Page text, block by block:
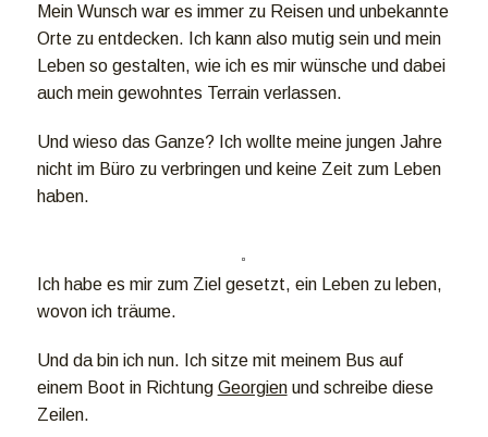
Mein Wunsch war es immer zu Reisen und unbekannte
Orte zu entdecken. Ich kann also mutig sein und mein
Leben so gestalten, wie ich es mir wünsche und dabei
auch mein gewohntes Terrain verlassen.
Und wieso das Ganze? Ich wollte meine jungen Jahre
nicht im Büro zu verbringen und keine Zeit zum Leben
haben.
Ich habe es mir zum Ziel gesetzt, ein Leben zu leben,
wovon ich träume.
Und da bin ich nun. Ich sitze mit meinem Bus auf
einem Boot in Richtung Georgienund schreibe diese
Zeilen.